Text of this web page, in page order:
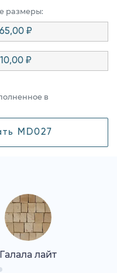
размеры:
₽
₽
в
MD027
Галала лайт